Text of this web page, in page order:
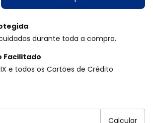
durante toda a compra.
Facilitado
e todos os Cartões de Crédito
Calcular